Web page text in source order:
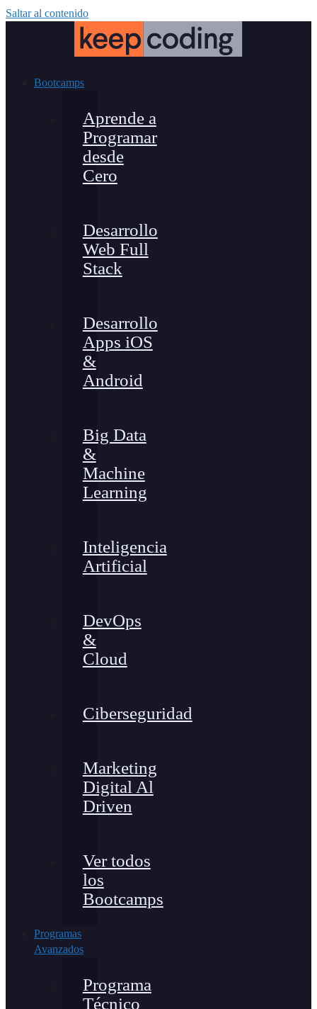
Saltar al contenido
Bootcamps
Aprende a
Programar
desde
Cero
Desarrollo
Web Full
Stack
Desarrollo
Apps iOS
&
Android
Big Data
&
Machine
Learning
Inteligencia
Artificial
DevOps
&
Cloud
Ciberseguridad
Marketing
Digital Al
Driven
Ver todos
los
Bootcamps
Programas
Avanzados
Programa
Técnico